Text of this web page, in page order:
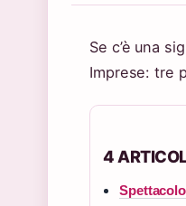
Se c’è una
Imprese: tre
4